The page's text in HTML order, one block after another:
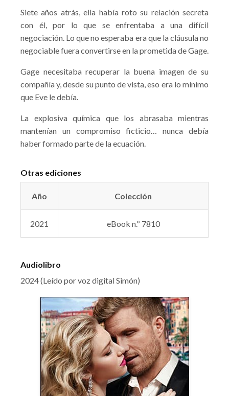
Siete años atrás, ella había roto su relación secreta
con él, por lo que se enfrentaba a una difícil
negociación. Lo que no esperaba era que la cláusula no
negociable fuera convertirse en la prometida de Gage.
Gage necesitaba recuperar la buena imagen de su
compañía y, desde su punto de vista, eso era lo mínimo
que Eve le debía.
La explosiva química que los abrasaba mientras
mantenían un compromiso ficticio… nunca debía
haber formado parte de la ecuación.
Otras ediciones
Año Colección
2021 eBook n.º 7810
Audiolibro
2024 (Leído por voz digital Simón)